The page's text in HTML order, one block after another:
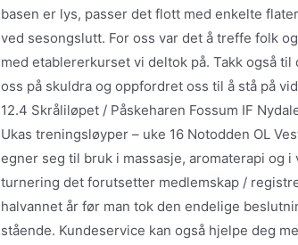
basen er lys, passer det flott med enkelte
ved sesongslutt. For oss var det å treffe folk
med etablererkurset vi deltok på. Takk også
oss på skuldra og oppfordret oss til å stå på
12.4 Skråliløpet / Påskeharen Fossum IF
Ukas treningsløyper – uke 16 Notodden OL
egner seg til bruk i massasje, aromaterapi og
turnering det forutsetter medlemskap /
halvannet år før man tok den endelige
stående. Kundeservice kan også hjelpe deg